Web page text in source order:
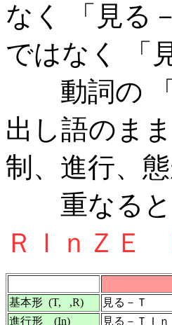
なく 「見る
ではなく 「
動詞の 「
出し語のま
制、進行、
重なると
ＲＩｎＺＥ
過
基本形 (T, ,R)
見る－Ｔ
進行形 (In)
見る－ＴＩ